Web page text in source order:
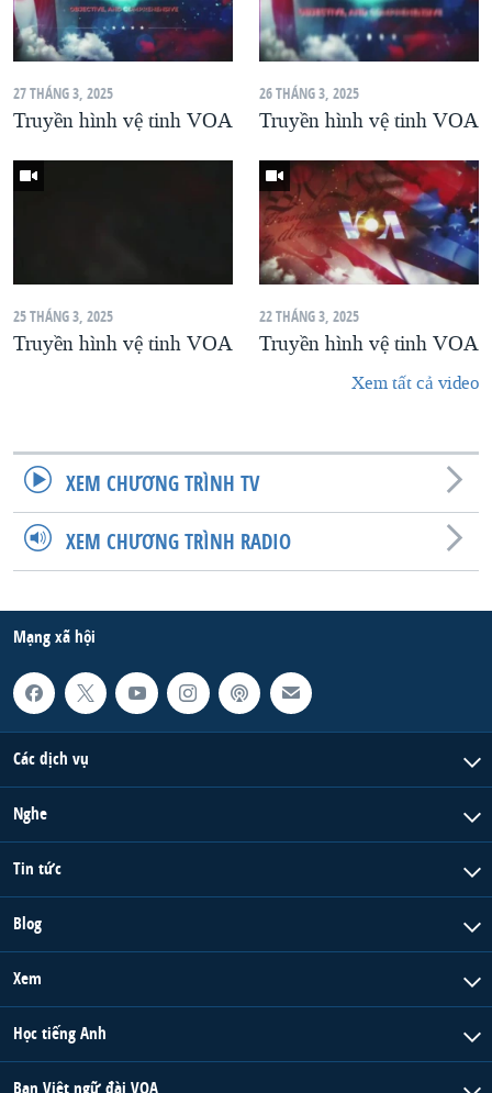
27 THÁNG 3, 2025
Truyền hình vệ tinh VOA
26 THÁNG 3, 2025
Truyền hình vệ tinh VOA
25 THÁNG 3, 2025
Truyền hình vệ tinh VOA
22 THÁNG 3, 2025
Truyền hình vệ tinh VOA
Xem tất cả video
XEM CHƯƠNG TRÌNH TV
XEM CHƯƠNG TRÌNH RADIO
Mạng xã hội
Các dịch vụ
Nghe
Tin tức
Blog
Xem
Học tiếng Anh